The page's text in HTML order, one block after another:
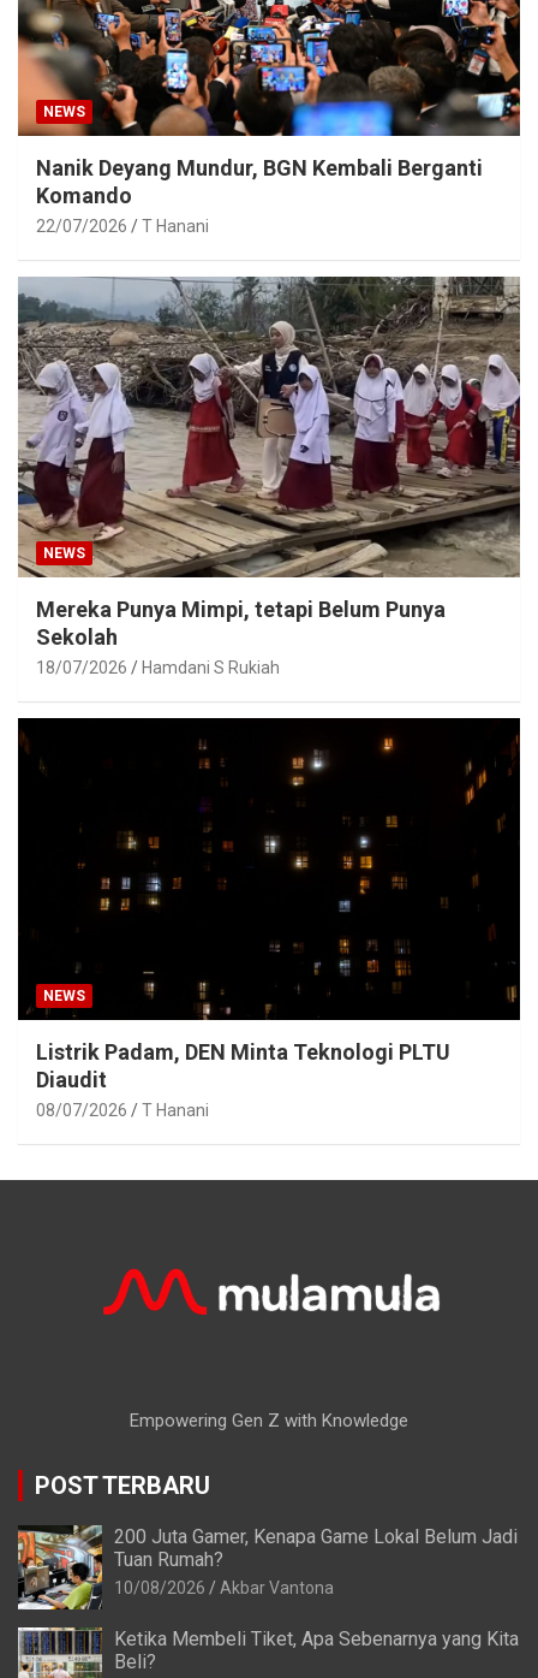
NEWS
Nanik Deyang Mundur, BGN Kembali Berganti
Komando
22/07/2026 T Hanani
NEWS
Mereka Punya Mimpi, tetapi Belum Punya
Sekolah
18/07/2026 Hamdani S Rukiah
NEWS
Listrik Padam, DEN Minta Teknologi PLTU
Diaudit
08/07/2026 T Hanani
Empowering Gen Z with Knowledge
POST TERBARU
200 Juta Gamer, Kenapa Game Lokal Belum Jadi
Tuan Rumah?
10/08/2026 Akbar Vantona
Ketika Membeli Tiket, Apa Sebenarnya yang Kita
Beli?